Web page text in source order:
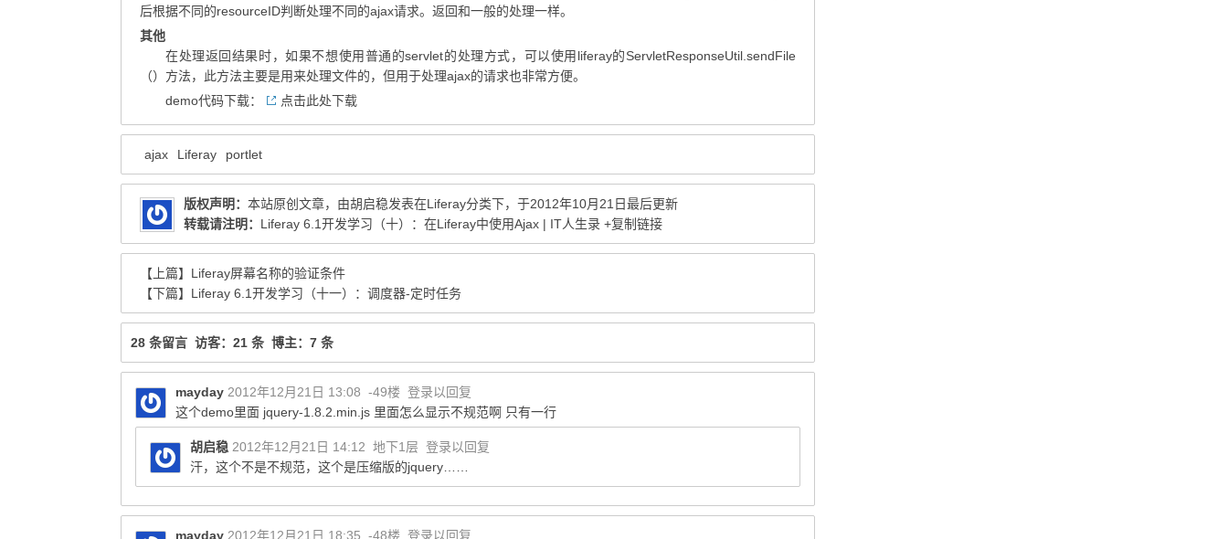
后根据不同的resourceID判断处理不同的ajax请求。返回和一般的处理一样。
其他
在处理返回结果时，如果不想使用普通的servlet的处理方式，可以使用liferay的ServletResponseUtil.sendFile
（）方法，此方法主要是用来处理文件的，但用于处理ajax的请求也非常方便。
demo代码下载：
点击此处下载
ajax Liferay portlet
版权声明： 本站原创文章，由胡启稳发表在Liferay分类下，于2012年10月21日最后更新
转载请注明： Liferay 6.1开发学习（十）：在Liferay中使用Ajax | IT人生录 +复制链接
【上篇】 Liferay屏幕名称的验证条件
【下篇】 Liferay 6.1开发学习（十一）：调度器-定时任务
28 条留言 访客：21 条 博主：7 条
mayday 2012年12月21日 13:08 -49楼 登录以回复
这个demo里面 jquery-1.8.2.min.js 里面怎么显示不规范啊 只有一行
胡启稳 2012年12月21日 14:12 地下1层 登录以回复
汗，这个不是不规范，这个是压缩版的jquery……
mayday 2012年12月21日 18:35 -48楼 登录以回复